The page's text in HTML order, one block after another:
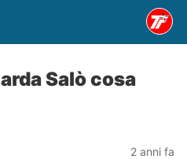
Salò cosa
2 anni fa